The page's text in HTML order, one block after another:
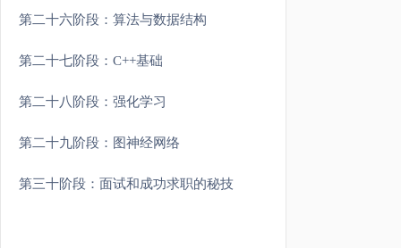
第二十六阶段：算法与数据结构
第二十七阶段：C++基础
第二十八阶段：强化学习
第二十九阶段：图神经网络
第三十阶段：面试和成功求职的秘技